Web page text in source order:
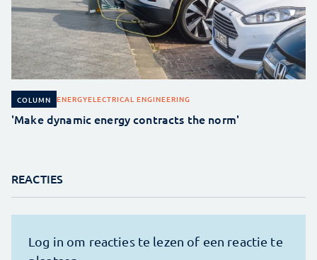
COLUMN ENERGYELECTRICAL ENGINEERING
'Make dynamic energy contracts the norm'
REACTIES